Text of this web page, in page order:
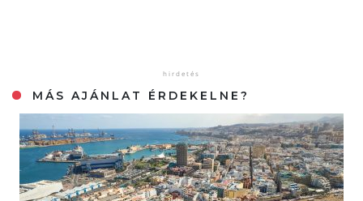
MÁS AJÁNLAT ÉRDEKELNE?